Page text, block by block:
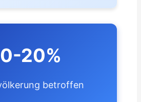
20%
betroffen